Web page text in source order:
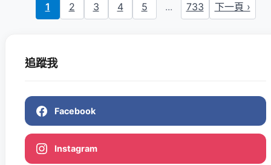
1 2 3 4 5 ... 733 下一頁 ›
追蹤我
Facebook
Instagram